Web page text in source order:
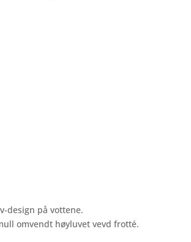
design på vottene.
omvendt høyluvet vevd frotté.